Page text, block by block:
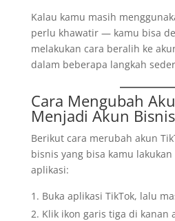
Kalau kamu masih
perlu khawatir — kamu bisa
melakukan cara beralih ke
dalam beberapa langkah
Cara Mengubah
Menjadi Akun Bisnis
Berikut cara merubah akun
bisnis yang bisa kamu
aplikasi:
Buka aplikasi TikTok, lalu
Klik ikon garis tiga di kanan